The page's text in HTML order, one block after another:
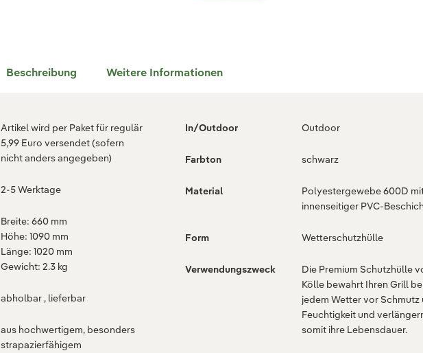
Beschreibung Weitere Informationen
Artikel wird per Paket für regulär
5,99 Euro versendet (sofern
nicht anders angegeben)
2-5 Werktage
Breite: 660 mm
Höhe: 1090 mm
Länge: 1020 mm
Gewicht: 2.3 kg
abholbar , lieferbar
aus hochwertigem, besonders
strapazierfähigem
In/Outdoor Outdoor
Farbton schwarz
Material
Polyestergewebe 600D
innenseitiger PVC-
Form Wetterschutzhülle
Verwendungszweck
Die Premium Schutzhülle
Kölle bewahrt Ihren Grill
jedem Wetter vor Schmutz
Feuchtigkeit und
somit ihre Lebensdauer.